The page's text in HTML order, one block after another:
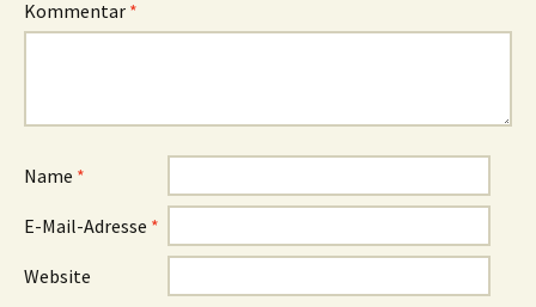
Kommentar *
Name *
E-Mail-Adresse *
Website